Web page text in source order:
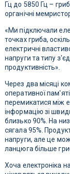
Гц до 5850 Гц –
органічні
«Ми підключали
точках гриба,
електричні
напруги та типу
продуктивність».
Через два місяці
оперативної
перемикатися між
інформацію зі
близько 90%. На
сягала 95%.
напруги, але це
ланцюга більше
Хоча електроніка